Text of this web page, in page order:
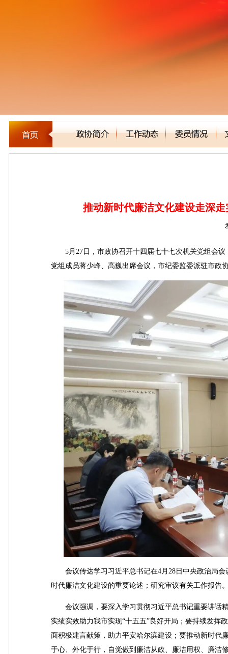
推动新时代廉洁文化建设走深
5月27日，市政协召开十四届七十七次机关党组会议
党组成员蒋少峰、高巍出席会议，市纪委监委派驻市政
会议传达学习习近平总书记在4月28日中央政治局会
时代廉洁文化建设的重要论述；研究审议有关工作报告
会议强调，要深入学习贯彻习近平总书记重要讲话
实绩实效助力我市实现“十五五”良好开局；要持续发挥
面积极建言献策，助力平安哈尔滨建设；要推动新时代
于心、外化于行，自觉做到廉洁从政、廉洁用权、廉洁